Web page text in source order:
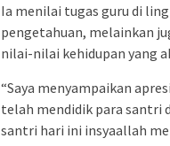
Ia menilai tugas guru di
pengetahuan, melainkan
nilai-nilai kehidupan yang
“Saya menyampaikan
telah mendidik para santri
santri hari ini insyaallah